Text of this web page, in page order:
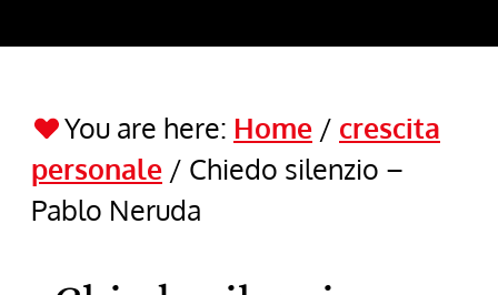
You are here: Home / crescita
personale / Chiedo silenzio –
Pablo Neruda